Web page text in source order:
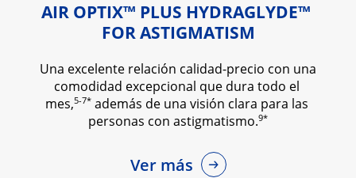
AIR OPTIX™ PLUS HYDRAGLYDE™
FOR ASTIGMATISM
Una excelente relación calidad-precio con una
comodidad excepcional que dura todo el
mes,5-7* además de una visión clara para las
personas con astigmatismo.9*
Ver más